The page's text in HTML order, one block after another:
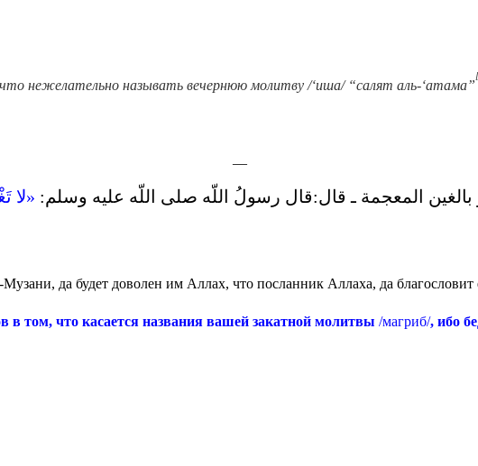
нежелательно называть вечернюю молитву /‘иша/ “салят аль-‘атама”
—
المعجمة ـ قال‏:‏قال رسولُ اللّه صلى اللّه عليه وسلم‏:‏ «‏لا
да будет доволен им Аллах, что посланник Аллаха, да благословит
в том, что касается названия вашей закатной молитвы /магриб/, ибо